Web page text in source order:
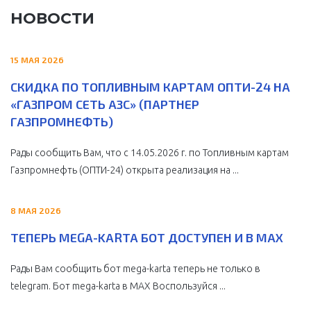
НОВОСТИ
15 МАЯ 2026
СКИДКА ПО ТОПЛИВНЫМ КАРТАМ ОПТИ-24 НА
«ГАЗПРОМ СЕТЬ АЗС» (ПАРТНЕР
ГАЗПРОМНЕФТЬ)
Рады сообщить Вам, что с 14.05.2026 г. по Топливным картам
Газпромнефть (ОПТИ-24) открыта реализация на ...
8 МАЯ 2026
ТЕПЕРЬ MEGA-KARTA БОТ ДОСТУПЕН И В MAX
Рады Вам сообщить бот mega-karta теперь не только в
telegram. Бот mega-karta в МАХ Воспользуйся ...